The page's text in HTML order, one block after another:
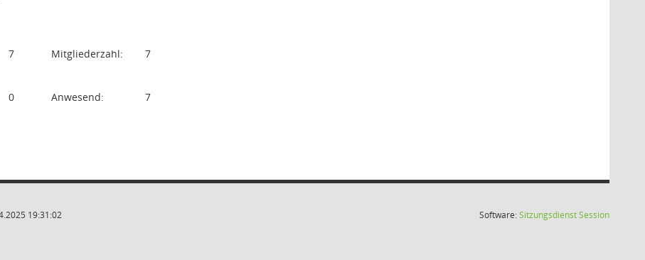
7 Mitgliederzahl: 7
0 Anwesend: 7
19:31:02 Software:SitzungsdienstSession(Wird in